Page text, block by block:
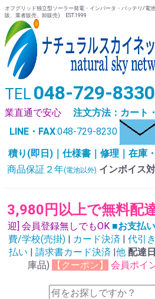
オフグリッド独立型ソーラー発電・インバータ・バッテリ/電
販、業者販売、卸販売) EST.1999
TEL 048-729-8330
業直通で安心
注文方法：カート
LINE・FAX:048-729-8230
積り(即日)｜仕様書｜修理｜在庫
商品保証２年(電池以外) インボイス
3,980円以上で無料配
迎] 会員登録無しでもOK ■お支払い
費/学校(売掛) | カード決済 | 代引き
払い | 請求書カード決済 |他 配達
庫品)
【クーポン】 会員ポイ